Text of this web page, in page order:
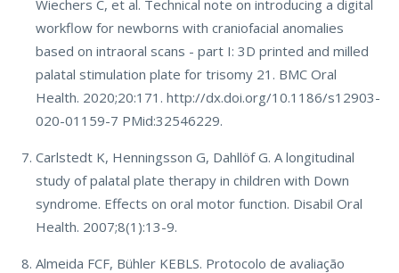
Wiechers C, et al. Technical note on introducing a digital
workflow for newborns with craniofacial anomalies
based on intraoral scans - part I: 3D printed and milled
palatal stimulation plate for trisomy 21. BMC Oral
Health. 2020;20:171. http://dx.doi.org/10.1186/s12903-
020-01159-7 PMid:32546229.
Carlstedt K, Henningsson G, Dahllöf G. A longitudinal
study of palatal plate therapy in children with Down
syndrome. Effects on oral motor function. Disabil Oral
Health. 2007;8(1):13-9.
Almeida FCF, Bühler KEBLS. Protocolo de avaliação